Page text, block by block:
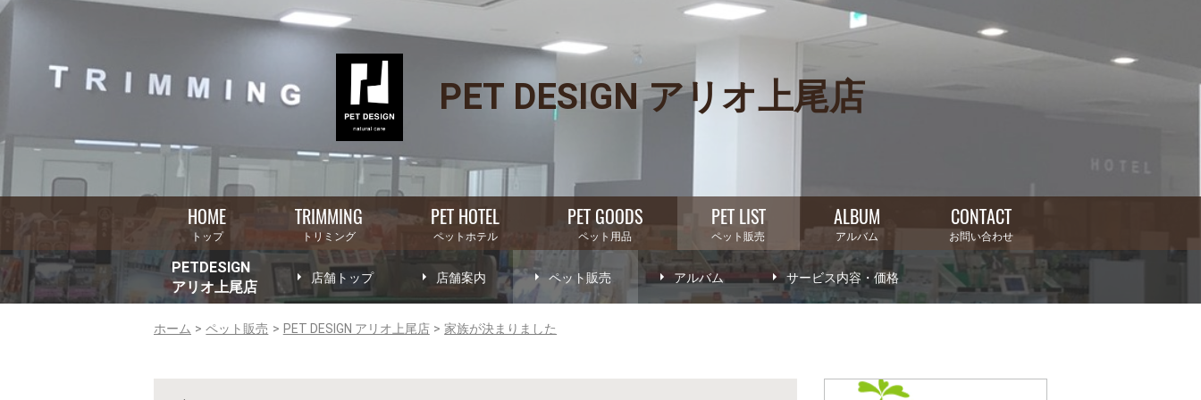
PET DESIGN アリオ上尾店
HOME
トップ
TRIMMING
トリミング
PET HOTEL
ペットホテル
PET GOODS
ペット用品
PET LIST
ペット販売
ALBUM
アルバム
CONTACT
お問い合わせ
PETDESIGN
アリオ上尾店
店舗トップ 店舗案内 ペット販売 アルバム サービス内容・価格
ホーム ペット販売 PET DESIGN アリオ上尾店 家族が決まりました